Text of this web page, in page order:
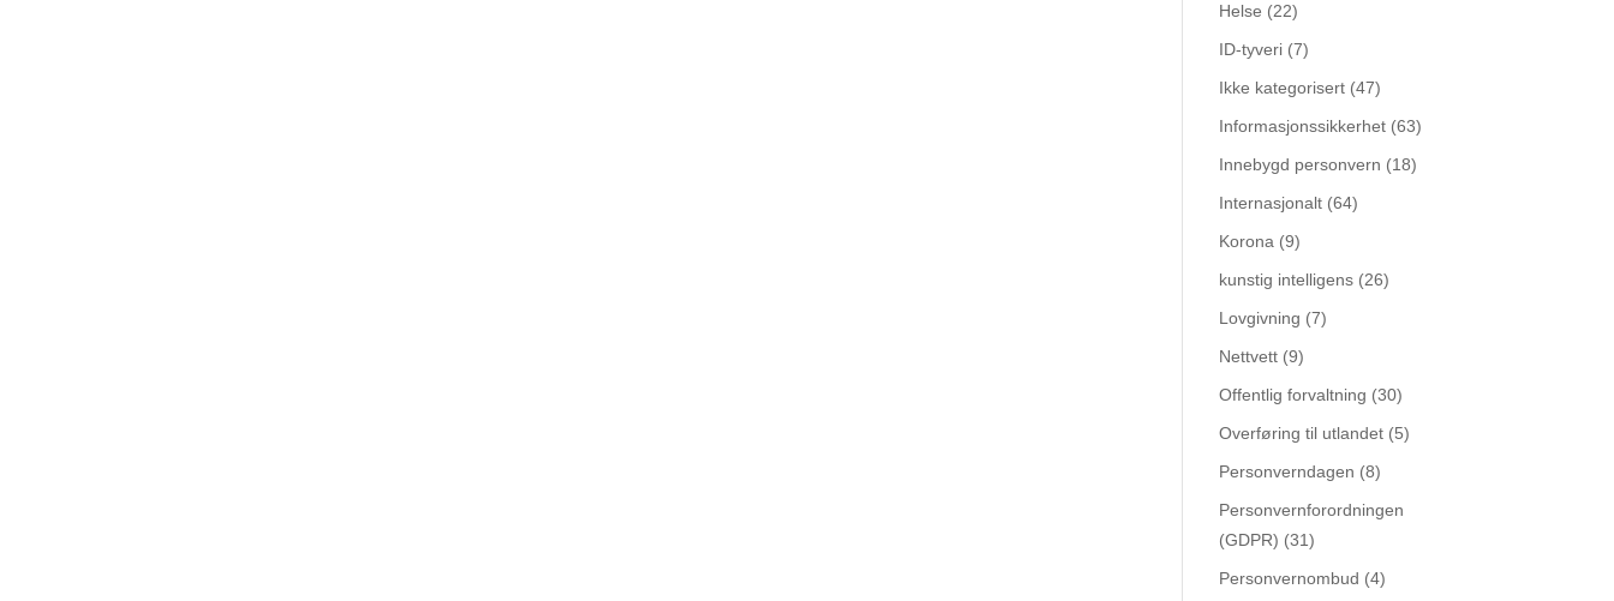
Helse (22)
ID-tyveri (7)
Ikke kategorisert (47)
Informasjonssikkerhet (63)
Innebygd personvern (18)
Internasjonalt (64)
Korona (9)
kunstig intelligens (26)
Lovgivning (7)
Nettvett (9)
Offentlig forvaltning (30)
Overføring til utlandet (5)
Personverndagen (8)
Personvernforordningen
(GDPR) (31)
Personvernombud (4)